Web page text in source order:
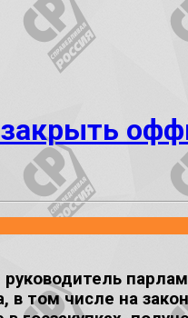
закрыть
том числе на